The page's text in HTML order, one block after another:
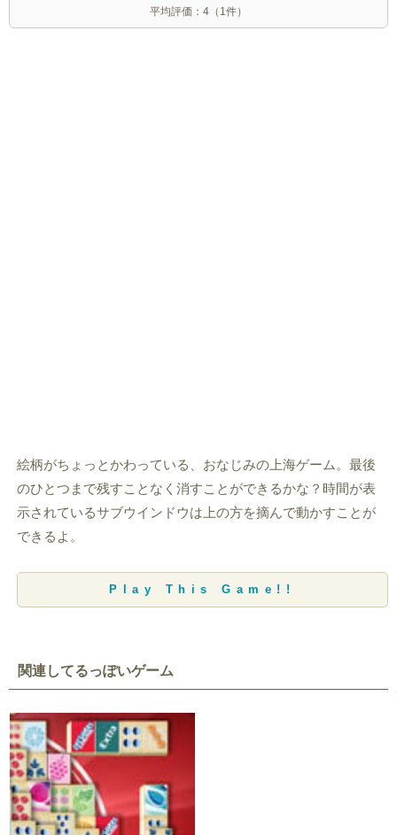
平均評価： 4 （ 1件）
絵柄がちょっとかわっている、おなじみの上海ゲーム。最後
のひとつまで残すことなく消すことができるかな？時間が表
示されているサブウインドウは上の方を摘んで動かすことが
できるよ。
Play This Game!!
関連してるっぽいゲーム